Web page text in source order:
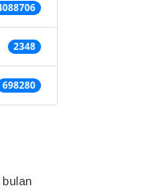
2348
698280